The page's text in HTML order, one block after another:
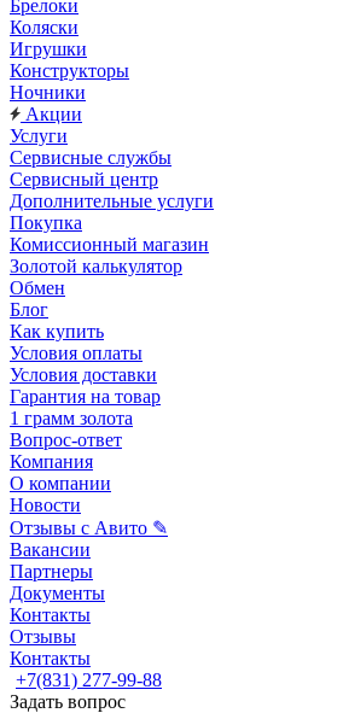
Брелоки
Коляски
Игрушки
Конструкторы
Ночники
Акции
Услуги
Сервисные службы
Сервисный центр
Дополнительные услуги
Покупка
Комиссионный магазин
Золотой калькулятор
Обмен
Блог
Как купить
Условия оплаты
Условия доставки
Гарантия на товар
1 грамм золота
Вопрос-ответ
Компания
О компании
Новости
Отзывы с Авито ✎
Вакансии
Партнеры
Документы
Контакты
Отзывы
Контакты
+7(831) 277-99-88
Задать вопрос